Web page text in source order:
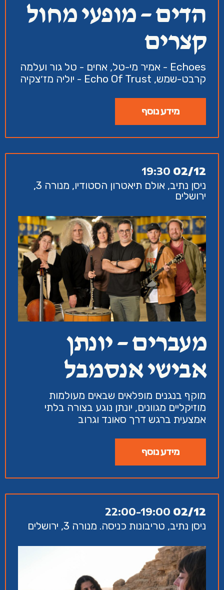
הדים – מופעי מחול
קצרים
Echoes - אמיר מי-טל, אחים - טל גור ועלמה
קרבט-שמש, Echo Of Trust - יוליה מז׳צקיה
מידע נוסף
02/12
19:30
ניסן נתיב, אולם תיאטרון הסטודיו, מנורה 3,
ירושלים
מעברים – יונתן
אבישי אנסמבל
מוקף בנגנים מופלאים שבאים מעולמות
מוזיקליים מגוונים, יונתן נוגע בצורה בלתי
אמצעית ברגש דרך סאונד וגרוב
מידע נוסף
02/12
22:00-19:00
ניסן נתיב, טריבונות כניסה. מנורה 3, ירושלים